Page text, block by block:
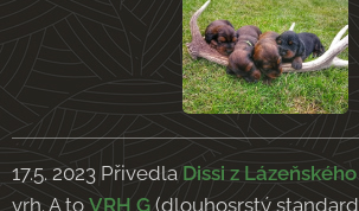
17.5. 2023 Přivedla Dissi z
vrh. A to VRH G (dlouhosrstý